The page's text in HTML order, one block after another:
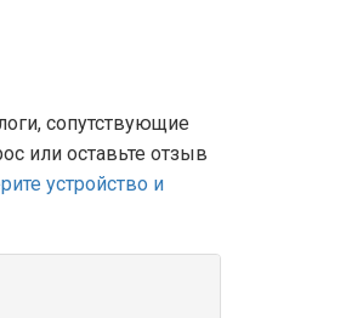
сопутствующие
или оставьте отзыв
устройство и